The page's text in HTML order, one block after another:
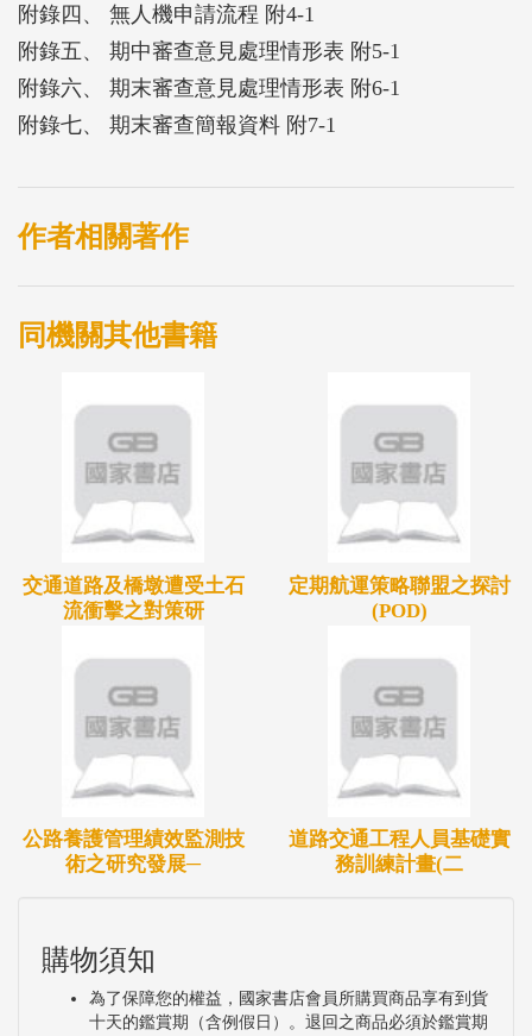
附錄四、 無人機申請流程 附4-1
附錄五、 期中審查意見處理情形表 附5-1
附錄六、 期末審查意見處理情形表 附6-1
附錄七、 期末審查簡報資料 附7-1
作者相關著作
同機關其他書籍
交通道路及橋墩遭受土石
流衝擊之對策研
定期航運策略聯盟之探討
(POD)
公路養護管理績效監測技
術之研究發展─
道路交通工程人員基礎實
務訓練計畫(二
購物須知
為了保障您的權益，國家書店會員所購買商品享有到貨
十天的鑑賞期（含例假日）。退回之商品必須於鑑賞期